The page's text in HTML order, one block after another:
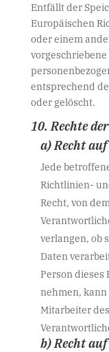
Entfällt der
Europäischen
oder einem
entsprechend
oder gelöscht.
10. Rechte
a) Recht
Jede
Richtlinien-
Recht, von
verlangen, ob
Daten
Person
nehmen,
Mitarbeiter
b) Recht